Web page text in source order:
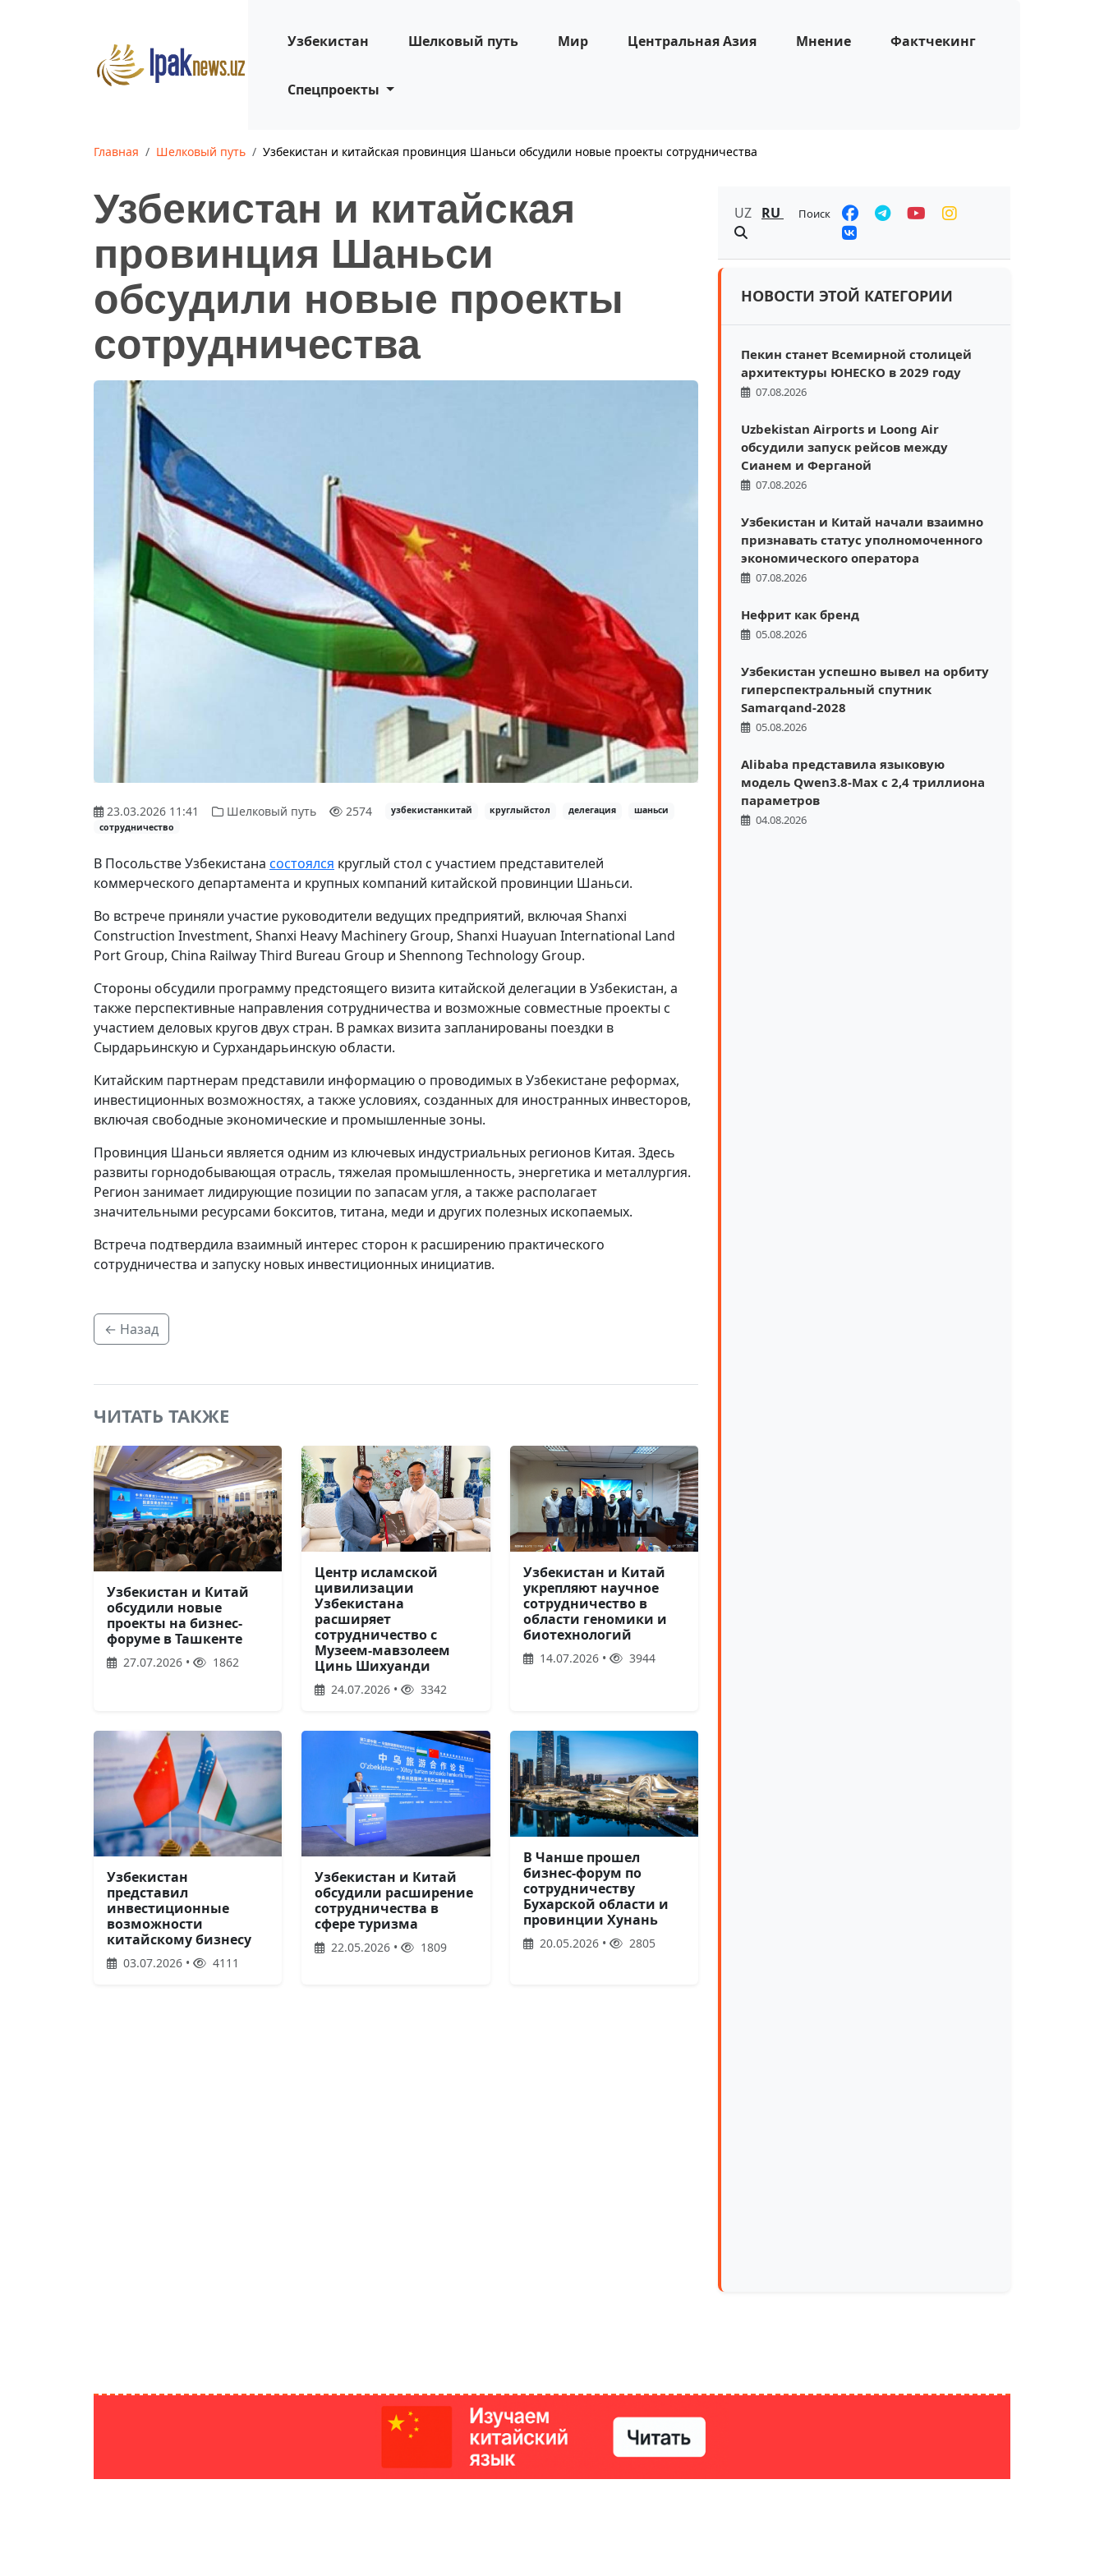
Узбекистан Шелковый путь Мир Центральная Азия Мнение Фактчекинг
Спецпроекты
Главная Шелковый путь Узбекистан и китайская провинция Шаньси обсудили новые проекты сотрудничества
Узбекистан и китайская
провинция Шаньси
обсудили новые проекты
сотрудничества
23.03.2026 11:41 Шелковый путь 2574 узбекистанкитай круглыйстол делегация
шаньси
сотрудничество
В Посольстве Узбекистана состоялся круглый стол с участием представителей
коммерческого департамента и крупных компаний китайской провинции Шаньси.
Во встрече приняли участие руководители ведущих предприятий, включая Shanxi
Construction Investment, Shanxi Heavy Machinery Group, Shanxi Huayuan International Land
Port Group, China Railway Third Bureau Group и Shennong Technology Group.
Стороны обсудили программу предстоящего визита китайской делегации в Узбекистан, а
также перспективные направления сотрудничества и возможные совместные проекты с
участием деловых кругов двух стран. В рамках визита запланированы поездки в
Сырдарьинскую и Сурхандарьинскую области.
Китайским партнерам представили информацию о проводимых в Узбекистане реформах,
инвестиционных возможностях, а также условиях, созданных для иностранных инвесторов,
включая свободные экономические и промышленные зоны.
Провинция Шаньси является одним из ключевых индустриальных регионов Китая. Здесь
развиты горнодобывающая отрасль, тяжелая промышленность, энергетика и металлургия.
Регион занимает лидирующие позиции по запасам угля, а также располагает
значительными ресурсами бокситов, титана, меди и других полезных ископаемых.
Встреча подтвердила взаимный интерес сторон к расширению практического
сотрудничества и запуску новых инвестиционных инициатив.
← Назад
ЧИТАТЬ ТАКЖЕ
Узбекистан и Китай
обсудили новые
проекты на бизнес-
форуме в Ташкенте
27.07.2026 • 1862
Центр исламской
цивилизации
Узбекистана
расширяет
сотрудничество с
Музеем-мавзолеем
Цинь Шихуанди
24.07.2026 • 3342
Узбекистан и Китай
укрепляют научное
сотрудничество в
области геномики и
биотехнологий
14.07.2026 • 3944
Узбекистан
представил
инвестиционные
возможности
китайскому бизнесу
03.07.2026 • 4111
Узбекистан и Китай
обсудили расширение
сотрудничества в
сфере туризма
22.05.2026 • 1809
В Чанше прошел
бизнес-форум по
сотрудничеству
Бухарской области и
провинции Хунань
20.05.2026 • 2805
UZ RU Поиск
НОВОСТИ ЭТОЙ КАТЕГОРИИ
Пекин станет Всемирной столицей
архитектуры ЮНЕСКО в 2029 году
07.08.2026
Uzbekistan Airports и Loong Air
обсудили запуск рейсов между
Сианем и Ферганой
07.08.2026
Узбекистан и Китай начали взаимно
признавать статус уполномоченного
экономического оператора
07.08.2026
Нефрит как бренд
05.08.2026
Узбекистан успешно вывел на орбиту
гиперспектральный спутник
Samarqand-2028
05.08.2026
Alibaba представила языковую
модель Qwen3.8-Max с 2,4 триллиона
параметров
04.08.2026